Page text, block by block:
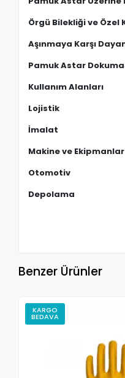
Örgü Bilekliği ve Özel
Aşınmaya Karşı
Pamuk Astar
Kullanım Alanları
Lojistik
İmalat
Makine ve Ekipmanlar
Otomotiv
Depolama
Benzer Ürünler
KARGO
BEDAVA